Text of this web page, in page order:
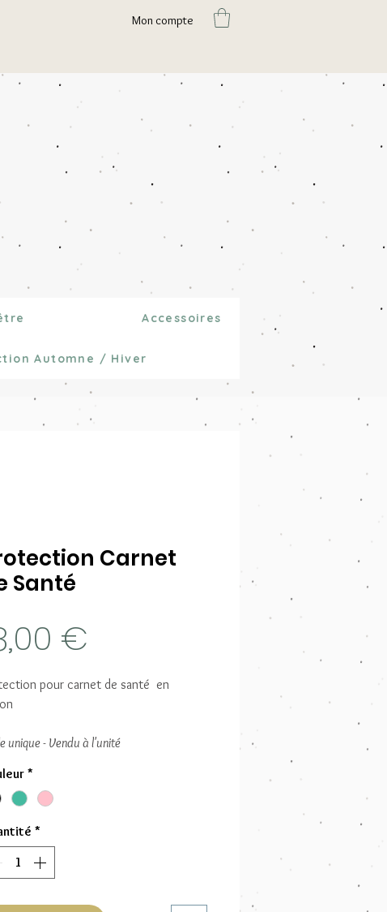
Mon compte
Accessoires
Automne / Hiver
Carnet
Santé
€
pour carnet de santé en
unique - Vendu à l'unité
*
*